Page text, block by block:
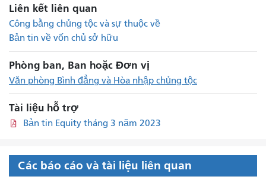
Liên kết liên quan
Công bằng chủng tộc và sự thuộc về
Bản tin về vốn chủ sở hữu
Phòng ban, Ban hoặc Đơn vị
Văn phòng Bình đẳng và Hòa nhập chủng tộc
Tài liệu hỗ trợ
Bản tin Equity tháng 3 năm 2023
Các báo cáo và tài liệu liên quan